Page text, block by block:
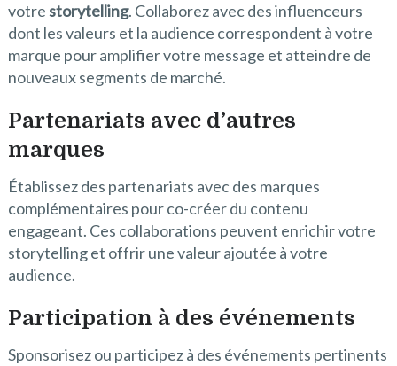
votrestorytelling. Collaborez avec des influenceurs
dont les valeurs et la audience correspondent à votre
marque pour amplifier votre message et atteindre de
nouveaux segments de marché.
Partenariats avec d’autres
marques
Établissez des partenariats avec des marques
complémentaires pour co-créer du contenu
engageant. Ces collaborations peuvent enrichir votre
storytelling et offrir une valeur ajoutée à votre
audience.
Participation à des événements
Sponsorisez ou participez à des événements pertinents